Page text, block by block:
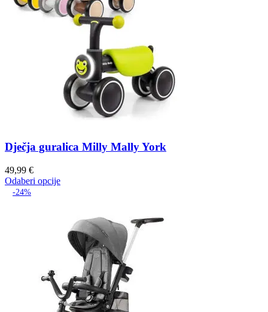
Dječja guralica Milly Mally York
49,99 €
Odaberi opcije
-24%